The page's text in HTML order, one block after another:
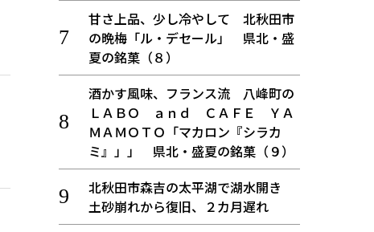
甘さ上品、少し冷やして 北秋田市
の晩梅「ル・デセール」 県北・盛
夏の銘菓（８）
酒かす風味、フランス流 八峰町の
ＬＡＢＯ ａｎｄ ＣＡＦＥ ＹＡ
ＭＡＭＯＴＯ「マカロン『シラカ
ミ』」」 県北・盛夏の銘菓（９）
北秋田市森吉の太平湖で湖水開き
土砂崩れから復旧、２カ月遅れ